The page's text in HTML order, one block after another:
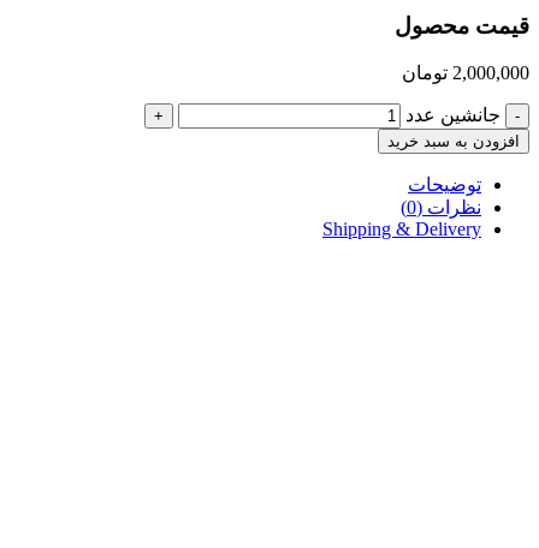
قیمت محصول
2,000,000 تومان
- جانشین عدد
+
افزودن به سبد خرید
توضیحات
نظرات (0)
Shipping & Delivery